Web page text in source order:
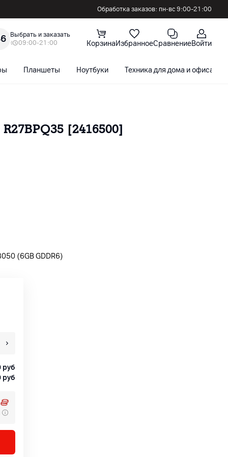
Обработка заказов: пн-вс 9:00–21:00
Выбрать и заказать
09:00-21:00
КорзинаИзбранноеСравнениеВойти
Планшеты Ноутбуки Техника для дома и офиса
[2416500]
(6GB GDDR6)
руб
руб